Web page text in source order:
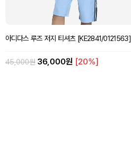
아디다스 루즈 저지 티셔츠 [KE2841/0121563]
45,000원 36,000원 [20%]